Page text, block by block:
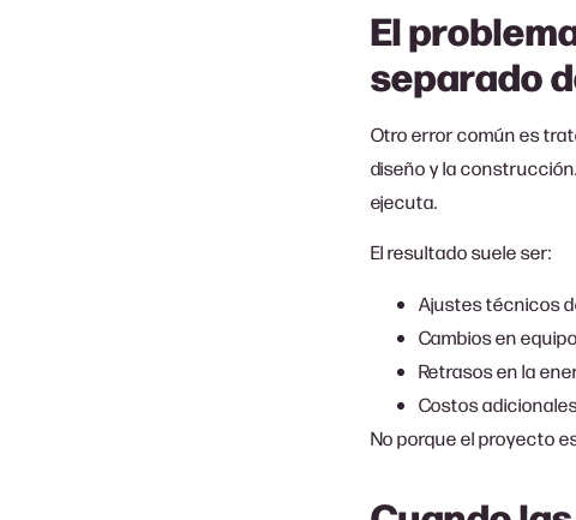
El
separado
Otro error común es
diseño y la
ejecuta.
El resultado suele ser:
Ajustes técnicos
Cambios en
Retrasos en la
Costos
No porque el proyecto